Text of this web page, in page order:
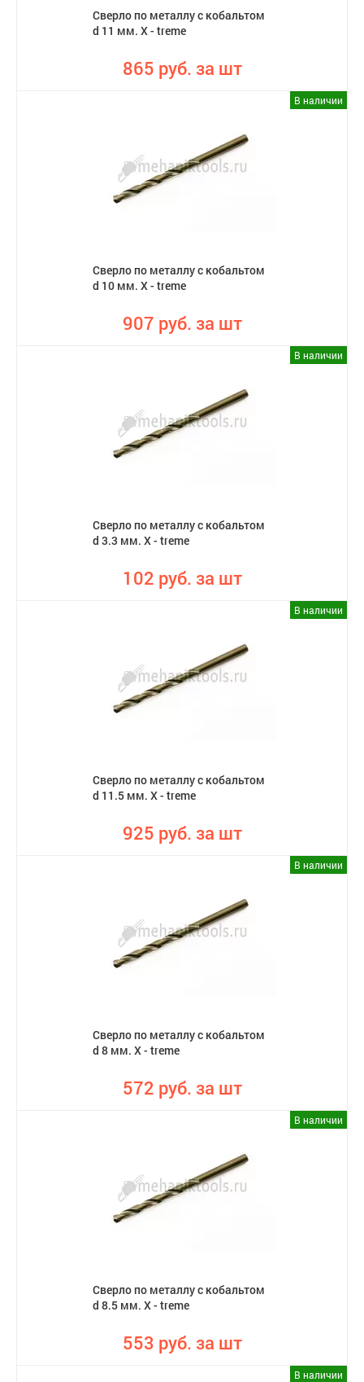
Сверло по металлу с кобальтом
d 11 мм. X - treme
865 руб. за шт
В наличии
Сверло по металлу с кобальтом
d 10 мм. X - treme
907 руб. за шт
В наличии
Сверло по металлу с кобальтом
d 3.3 мм. X - treme
102 руб. за шт
В наличии
Сверло по металлу с кобальтом
d 11.5 мм. X - treme
925 руб. за шт
В наличии
Сверло по металлу с кобальтом
d 8 мм. X - treme
572 руб. за шт
В наличии
Сверло по металлу с кобальтом
d 8.5 мм. X - treme
553 руб. за шт
В наличии